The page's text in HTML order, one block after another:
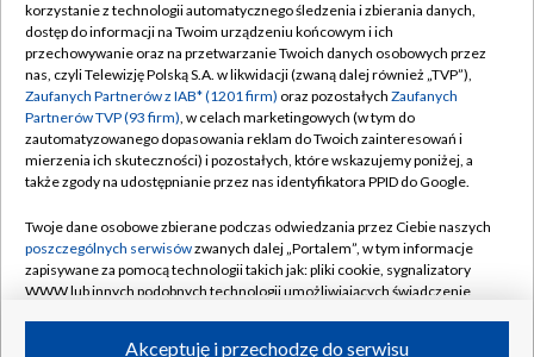
TVP
Abonament TVP
Emisja w TVP
Centrum informacji TVP
Naziemna Telewizja Cyfrowa
Rada Programowa
System NOS
Informacje o nadawcy
Regulamin TVP
Polityka prywatności
Moje zgody
Pomoc
Kontakt
Kanały
korzystanie z technologii automatycznego śledzenia i zbierania danych,
dostęp do informacji na Twoim urządzeniu końcowym i ich
przechowywanie oraz na przetwarzanie Twoich danych osobowych przez
nas, czyli Telewizję Polską S.A. w likwidacji (zwaną dalej również „TVP”),
Zaufanych Partnerów z IAB* (1201 firm) oraz pozostałych Zaufanych
Partnerów TVP (93 firm), w celach marketingowych (w tym do
zautomatyzowanego dopasowania reklam do Twoich zainteresowań i
mierzenia ich skuteczności) i pozostałych, które wskazujemy poniżej, a
także zgody na udostępnianie przez nas identyfikatora PPID do Google.
Twoje dane osobowe zbierane podczas odwiedzania przez Ciebie naszych
poszczególnych serwisówzwanych dalej „Portalem”, w tym informacje
zapisywane za pomocą technologii takich jak: pliki cookie, sygnalizatory
WWW lub innych podobnych technologii umożliwiających świadczenie
Akceptuję i przechodzę do serwisu